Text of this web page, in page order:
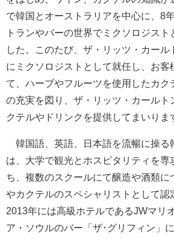
で韓国とオーストラリアを中心に、8
トランやバーの世界でミクソロジスト
した。このたび、ザ・リッツ・カール
にミクソロジストとして就任し、お客
て、ハーブやフルーツを使用したカク
の充実を図り、ザ・リッツ・カールト
クテルやドリンクを提供してまいりま
韓国語、英語、日本語を流暢に操る
は、大学で観光とホスピタリティを専
ち、複数のスクールにて醸造や酒類に
やカクテルのスペシャリストとして認
2013年には高級ホテルであるJWマリ
ア・ソウルのバー「ザ･グリフィン」